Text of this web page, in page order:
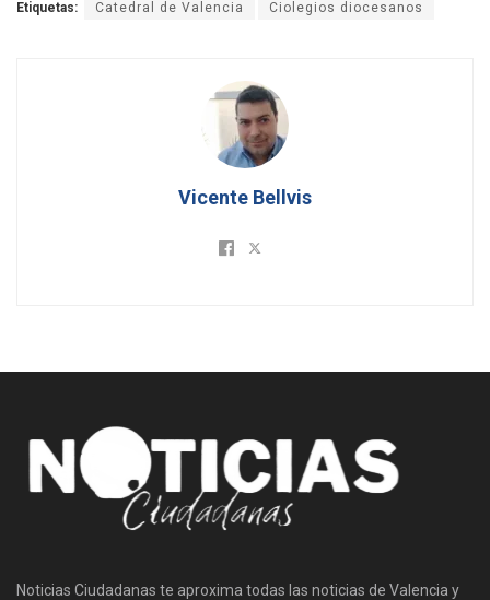
Etiquetas: Catedral de Valencia Ciolegios diocesanos
Vicente Bellvis
Noticias Ciudadanas te aproxima todas las noticias de Valencia y